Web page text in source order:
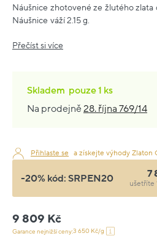
Náušnice zhotovené ze žlutého
Náušnice váží 2.15 g.
Přečíst si více
Skladem pouze1 ks
Na prodejně28. října 769/14
Přihlaste se a získejte výhody Zlaton
-20% kód: SRPEN20 7
ušetříte
9 809 Kč
Garance nejnižší ceny:3 650 Kč/g